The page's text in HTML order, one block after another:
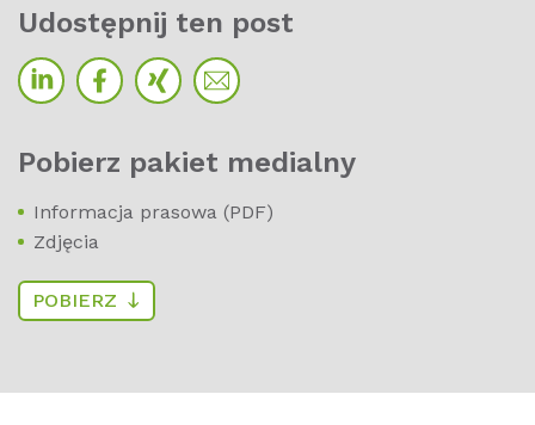
Udos­t­ęp­nij ten post
Po­bierz pa­kiet me­dial­ny
Informacja prasowa (PDF)
Zdjęcia
POBIERZ